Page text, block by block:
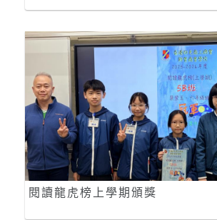
閱讀龍虎榜上學期頒獎